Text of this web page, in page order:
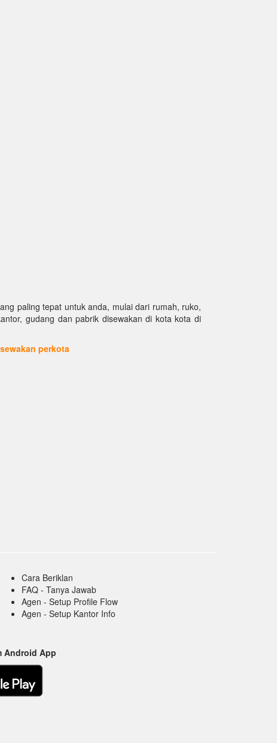
paling tepat untuk anda, mulai dari rumah, ruko,
gudang dan pabrik disewakan di kota kota di
perkota
Cara Beriklan
FAQ - Tanya Jawab
Agen - Setup Profile Flow
Agen - Setup Kantor Info
Android App